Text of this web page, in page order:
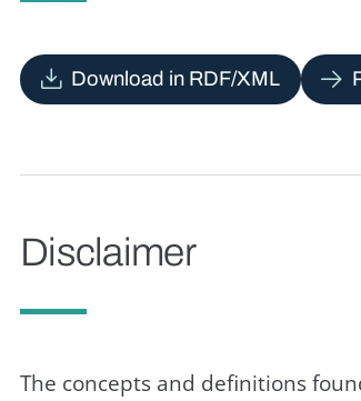
Download in RDF/XML
Disclaimer
The concepts and definitions